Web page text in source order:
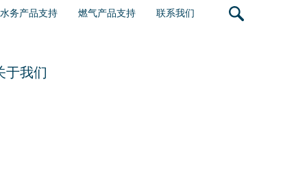
水务产品支持 燃气产品支持 联系我们
于我们